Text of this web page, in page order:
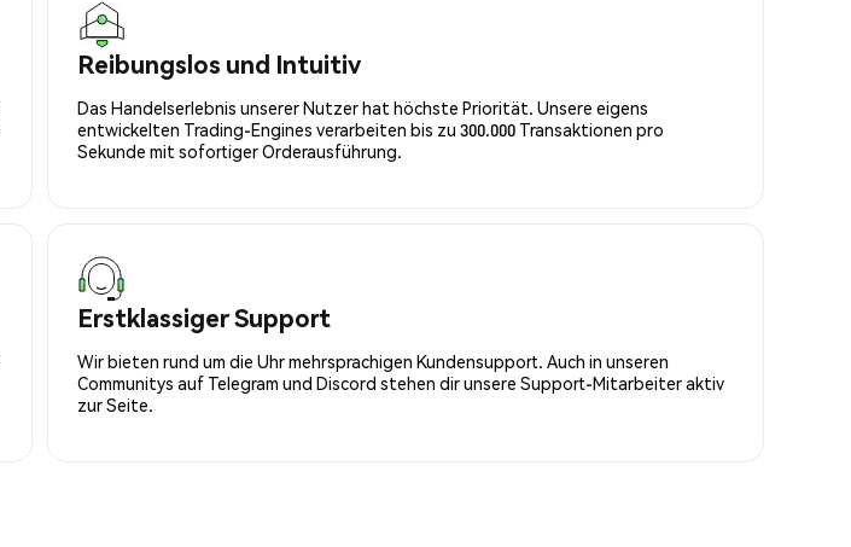
Reibungslos und Intuitiv
Das Handelserlebnis unserer Nutzer hat höchste Priorität. Unsere eigens
entwickelten Trading-Engines verarbeiten bis zu 300.000 Transaktionen pro
Sekunde mit sofortiger Orderausführung.
Erstklassiger Support
Wir bieten rund um die Uhr mehrsprachigen Kundensupport. Auch in unseren
Communitys auf Telegram und Discord stehen dir unsere Support-Mitarbeiter aktiv
zur Seite.